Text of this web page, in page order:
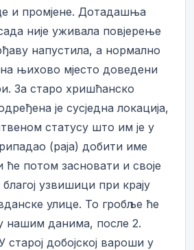
и промјене. Дотадашња
није уживала повјерење
напустила, а нормално
њихово мјесто доведени
За старо хришћанско
је сусједна локација,
статусу што им је у
(раја) добити име
ће потом засновати и своје
узвишици при крају
улице. То гробље ће
нашим данима, после 2.
старој добојској вароши у